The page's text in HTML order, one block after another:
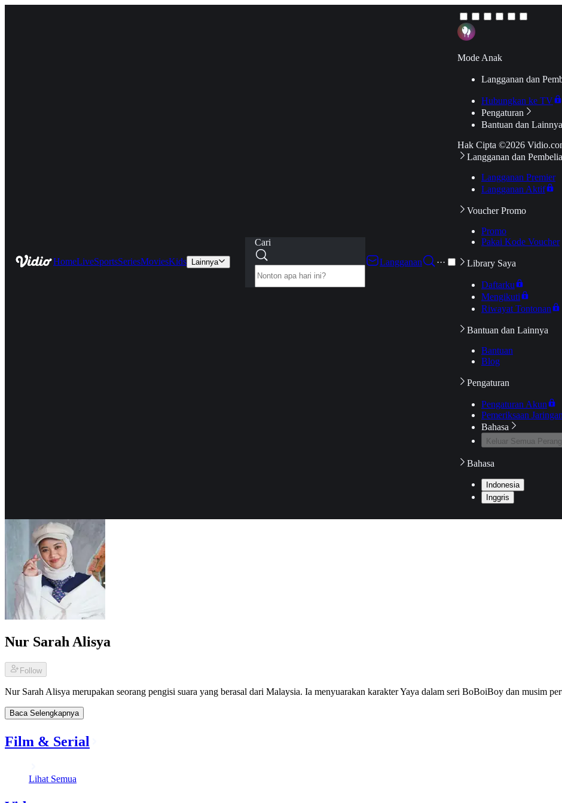
HomeLiveSportsSeriesMoviesKids Lainnya
Cari
Langganan
···
Mode Anak
Langganan dan
Hubungkan ke TV
Pengaturan
Bantuan dan Lainnya
Hak Cipta ©2026
Langganan dan
Langganan Premier
Langganan Aktif
Voucher Promo
Promo
Pakai Kode Voucher
Library Saya
Daftarku
Mengikuti
Riwayat Tontonan
Bantuan dan Lainnya
Bantuan
Blog
Pengaturan
Pengaturan Akun
Pemeriksaan Jaringan
Bahasa
Keluar Semua
Bahasa
Indonesia
Inggris
Nur Sarah Alisya
Follow
Nur Sarah Alisya merupakan seorang pengisi suara yang berasal dari Malaysia. Ia menyuarakan karakter Yaya dalam seri BoBoiBoy dan musim
Baca Selengkapnya
Film & Serial
Lihat Semua